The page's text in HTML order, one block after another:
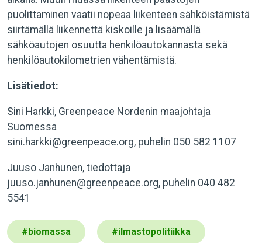
puolittaminen vaatii nopeaa liikenteen sähköistämistä
siirtämällä liikennettä kiskoille ja lisäämällä
sähköautojen osuutta henkilöautokannasta sekä
henkilöautokilometrien vähentämistä.
Lisätiedot:
Sini Harkki, Greenpeace Nordenin maajohtaja
Suomessa
sini.harkki@greenpeace.org, puhelin 050 582 1107
Juuso Janhunen, tiedottaja
juuso.janhunen@greenpeace.org, puhelin 040 482
5541
#biomassa #ilmastopolitiikka